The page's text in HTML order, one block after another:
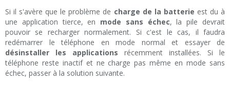
Si il s'avère que le problème de charge de la batterie est du à
une application tierce, en mode sans échec, la pile devrait
pouvoir se recharger normalement. Si c'est le cas, il faudra
redémarrer le téléphone en mode normal et essayer de
désinstaller les applications récemment installées. Si le
téléphone reste inactif et ne charge pas même en mode sans
échec, passer à la solution suivante.